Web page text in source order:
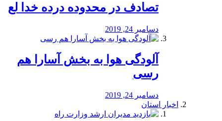
تصادف در محدوده درده خدا لع
دسامبر 24, 2019
آلودگی هوا به بخش آسارا هم
رسی
دسامبر 24, 2019
اخبار استان